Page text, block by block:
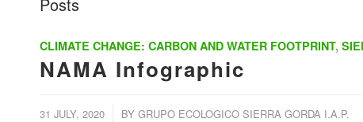
CLIMATE CHANGE: CARBON AND WATER FOOTPRINT,
NAMA Infographic
31 JULY, 2020 BY GRUPO ECOLOGICO SIERRA GORDA I.A.P.